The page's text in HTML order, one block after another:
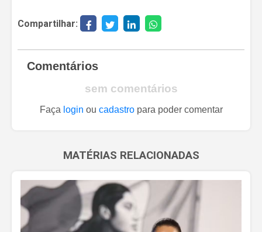
Compartilhar:
Comentários
sem comentários
Faça login ou cadastropara poder comentar
MATÉRIAS RELACIONADAS